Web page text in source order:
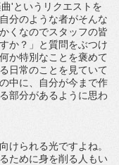
'というリクエストを
分のような者がそんな
くなのでスタッフの皆
か？」と質問をぶつけ
か特別なことを褒めて
日常のことを見ていて
中に、自分が今まで作
部分があるように思わ
けられる光ですよね。
ために身を削る人もい